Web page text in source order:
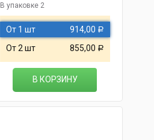
В упаковке 2
От 1 шт 914,00 Р
От 2 шт 855,00 Р
В КОРЗИНУ